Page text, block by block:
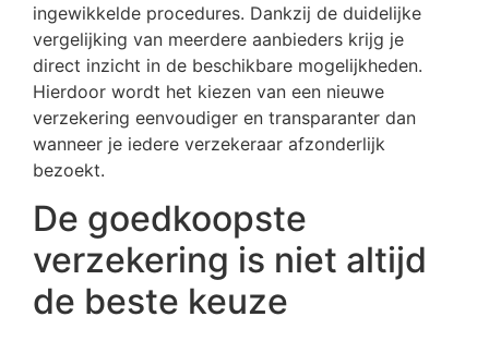
ingewikkelde procedures. Dankzij de duidelijke
vergelijking van meerdere aanbieders krijg je
direct inzicht in de beschikbare mogelijkheden.
Hierdoor wordt het kiezen van een nieuwe
verzekering eenvoudiger en transparanter dan
wanneer je iedere verzekeraar afzonderlijk
bezoekt.
De goedkoopste
verzekering is niet altijd
de beste keuze